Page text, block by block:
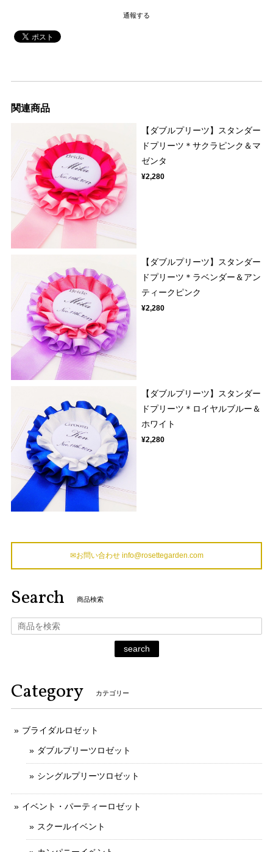
通報する
関連商品
【ダブルプリーツ】スタンダー
ドプリーツ＊サクラピンク＆マ
ゼンタ
¥2,280
【ダブルプリーツ】スタンダー
ドプリーツ＊ラベンダー＆アン
ティークピンク
¥2,280
【ダブルプリーツ】スタンダー
ドプリーツ＊ロイヤルブルー＆
ホワイト
¥2,280
✉お問い合わせ info@rosettegarden.com
Search 商品検索
search
Category カテゴリー
ブライダルロゼット
ダブルプリーツロゼット
シングルプリーツロゼット
イベント・パーティーロゼット
スクールイベント